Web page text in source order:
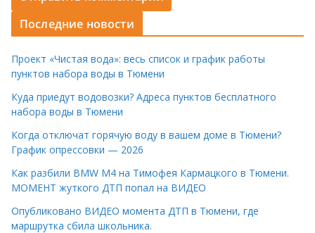
Последние новости
Проект «Чистая вода»: весь список и график работы
пунктов набора воды в Тюмени
Куда приедут водовозки? Адреса пунктов бесплатного
набора воды в Тюмени
Когда отключат горячую воду в вашем доме в Тюмени?
График опрессовки — 2026
Как разбили BMW M4 на Тимофея Кармацкого в Тюмени.
МОМЕНТ жуткого ДТП попал на ВИДЕО
Опубликовано ВИДЕО момента ДТП в Тюмени, где
маршрутка сбила школьника.